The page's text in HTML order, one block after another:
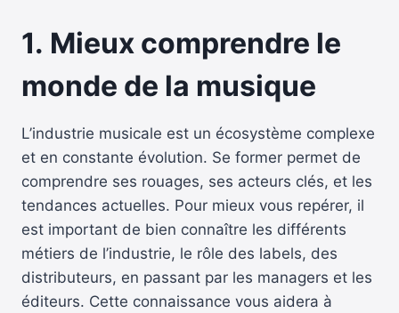
1. Mieux comprendre le
monde de la musique
L’industrie musicale est un écosystème complexe
et en constante évolution. Se former permet de
comprendre ses rouages, ses acteurs clés, et les
tendances actuelles. Pour mieux vous repérer, il
est important de bien connaître les différents
métiers de l’industrie, le rôle des labels, des
distributeurs, en passant par les managers et les
éditeurs. Cette connaissance vous aidera à